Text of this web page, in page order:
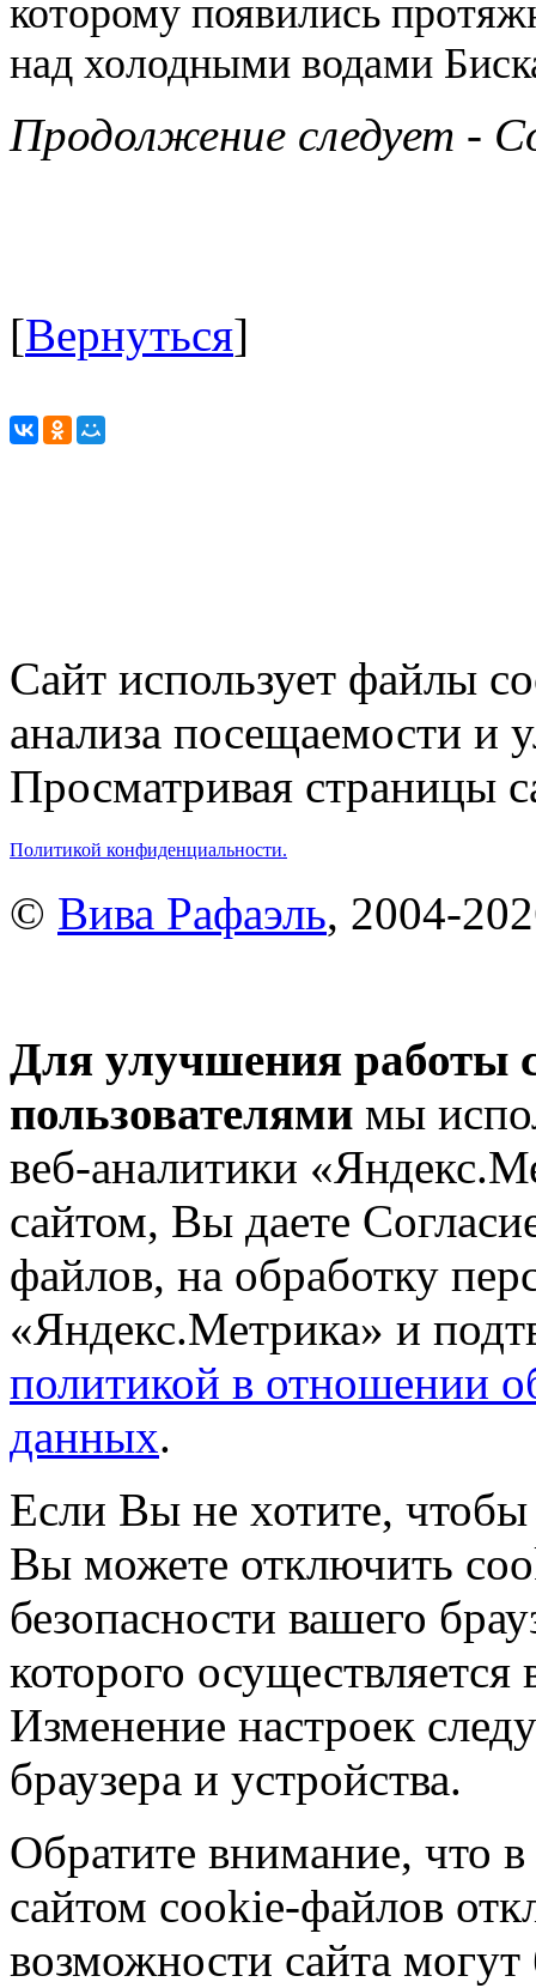
которому появились
над холодными водами
Продолжение следует -
[Вернуться]
Сайт использует файлы
анализа посещаемости и
Просматривая страницы
Политикой конфиденциальности.
© Вива Рафаэль, 2004-
Для улучшения работы
пользователями мы
веб-аналитики
сайтом, Вы даете
файлов, на обработку
«Яндекс.Метрика» и
политикой в отношении
данных.
Если Вы не хотите,
Вы можете отключить
безопасности вашего
которого
Изменение настроек
браузера и устройства.
Обратите внимание, что в
сайтом cookie-файлов
возможности сайта